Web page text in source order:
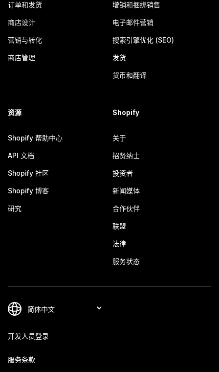
订单和发货
商店设计
营销与转化
商店管理
增销和捆绑销售
电子邮件营销
搜索引擎优化 (SEO)
发货
货币和翻译
资源
Shopify 帮助中心
API 文档
Shopify 社区
Shopify 博客
研究
Shopify
关于
招贤纳士
投资者
新闻媒体
合作伙伴
联盟
法律
服务状态
开发人员登录
服务条款